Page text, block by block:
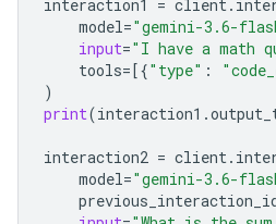
interaction1 = client.
model="gemini-3.6-
input="I have a math
tools=[{"type" :
)
print(interaction1 .
interaction2 = client.
model="gemini-3.6-